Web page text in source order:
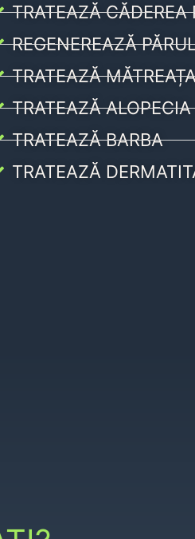
TRATEAZĂ CĂDEREA
REGENEREAZĂ
TRATEAZĂ
TRATEAZĂ ALOPECIA
TRATEAZĂ BARBA
TRATEAZĂ